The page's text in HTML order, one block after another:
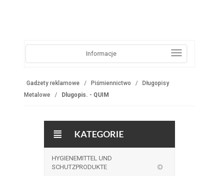
Informacje
Gadżety reklamowe Piśmiennictwo
Długopisy
Metalowe
Dlugopis. - QUIM
KATEGORIE
HYGIENEMITTEL UND
SCHUTZPRODUKTE